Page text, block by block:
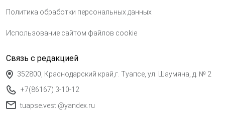
Политика обработки персональных данных
Использование сайтом файлов cookie
Связь с редакцией
352800, Краснодарский край,г. Туапсе, ул. Шаумяна, д. № 2
+7(86167) 3-10-12
tuapse.vesti@yandex.ru